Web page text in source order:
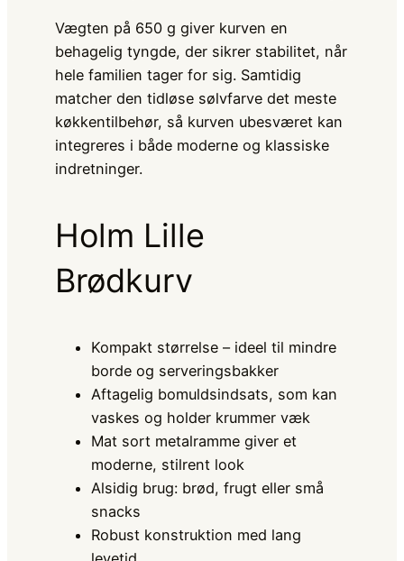
Vægten på 650 g giver kurven en
behagelig tyngde, der sikrer stabilitet, når
hele familien tager for sig. Samtidig
matcher den tidløse sølvfarve det meste
køkkentilbehør, så kurven ubesværet kan
integreres i både moderne og klassiske
indretninger.
Holm Lille
Brødkurv
Kompakt størrelse – ideel til mindre
borde og serveringsbakker
Aftagelig bomuldsindsats, som kan
vaskes og holder krummer væk
Mat sort metalramme giver et
moderne, stilrent look
Alsidig brug: brød, frugt eller små
snacks
Robust konstruktion med lang